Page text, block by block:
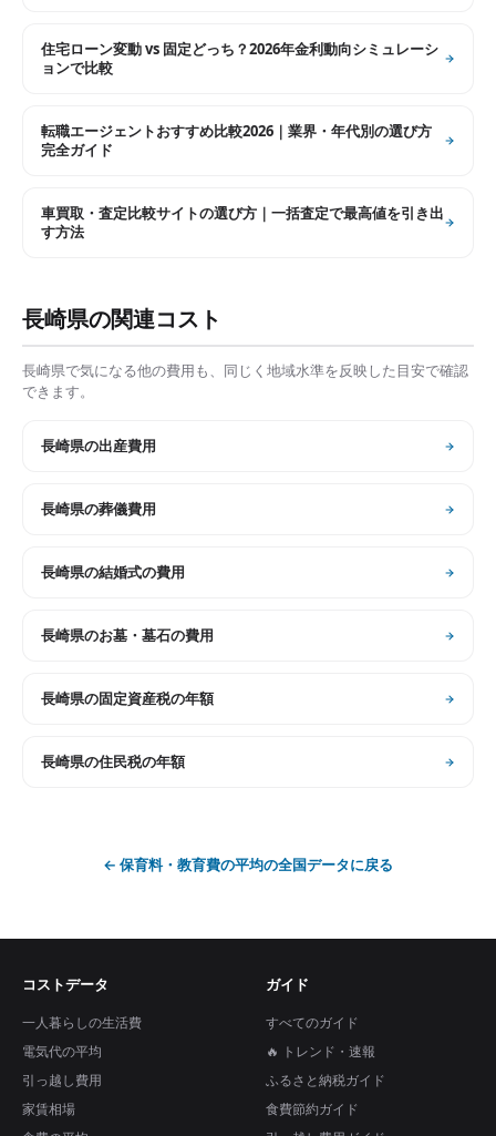
住宅ローン変動 vs 固定どっち？2026年金利動向シミュレーシ
ョンで比較
転職エージェントおすすめ比較2026｜業界・年代別の選び方
完全ガイド
車買取・査定比較サイトの選び方｜一括査定で最高値を引き出
す方法
長崎県の関連コスト
長崎県で気になる他の費用も、同じく地域水準を反映した目安で確認
できます。
長崎県の出産費用
長崎県の葬儀費用
長崎県の結婚式の費用
長崎県のお墓・墓石の費用
長崎県の固定資産税の年額
長崎県の住民税の年額
← 保育料・教育費の平均の全国データに戻る
コストデータ
一人暮らしの生活費
電気代の平均
引っ越し費用
家賃相場
ガイド
すべてのガイド
🔥 トレンド・速報
ふるさと納税ガイド
食費節約ガイド